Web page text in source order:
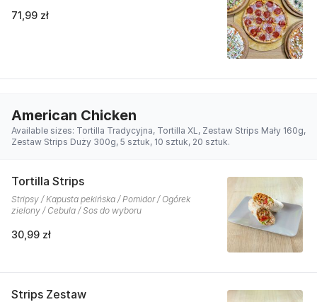
71,99 zł
American Chicken
Available sizes: Tortilla Tradycyjna, Tortilla XL, Zestaw Strips Mały 160g,
Zestaw Strips Duży 300g, 5 sztuk, 10 sztuk, 20 sztuk.
Tortilla Strips
Stripsy / Kapusta pekińska / Pomidor / Ogórek
zielony / Cebula / Sos do wyboru
30,99 zł
Strips Zestaw